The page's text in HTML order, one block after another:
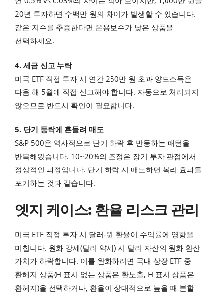
20년 투자하면 수백만 원의 차이가 발생할 수 있습니다.
같은 지수를 추종한다면 운용보수가 낮은 상품을
선택하세요.
4. 세금 신고 누락
미국 ETF 직접 투자 시 연간 250만 원 초과 양도소득은
다음 해 5월에 직접 신고해야 합니다. 자동으로 처리되지
않으므로 반드시 확인이 필요합니다.
5. 단기 등락에 흔들려 매도
S&P 500은 역사적으로 단기 하락 후 반등하는 패턴을
반복해왔습니다. 10~20%의 조정은 장기 투자 관점에서
정상적인 과정입니다. 단기 하락 시 매도하면 복리 효과를
포기하는 것과 같습니다.
엣지 케이스: 환율 리스크 관리
미국 ETF 직접 투자 시 달러-원 환율이 수익률에 영향을
미칩니다. 원화 강세(달러 약세) 시 달러 자산의 원화 환산
가치가 하락합니다. 이를 완화하려면 국내 상장 ETF 중
환헤지 상품(H 표시 없는 상품은 환노출, H 표시 상품은
환헤지)을 선택하거나, 환율이 상대적으로 높을 때 분할